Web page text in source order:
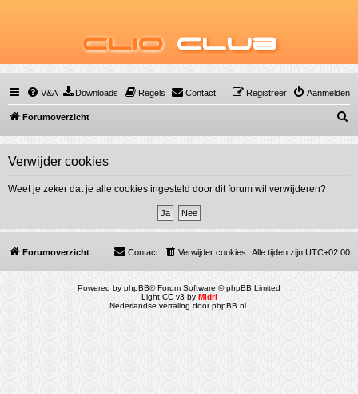
Clio Club
V&A Downloads Regels Contact Aanmelden
Registreer
Forumoverzicht
o
Verwijder cookies
Weet je zeker dat je alle cookies ingesteld door dit forum wil verwijderen?
Forumoverzicht Alle tijden zijn UTC+02:00
Verwijder cookies
Contact
Powered by phpBB® Forum Software © phpBB Limited
Light CC v3 by Midri
Nederlandse vertaling doorphpBB.nl